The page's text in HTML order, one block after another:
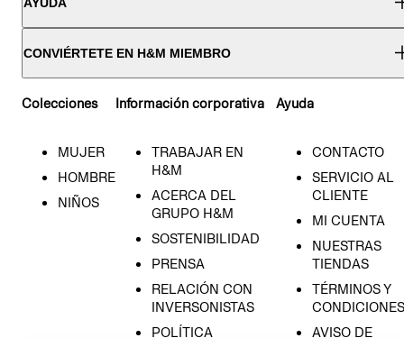
CONVIÉRTETE EN H&M MIEMBRO
Colecciones
MUJER
HOMBRE
NIÑOS
Información corporativa
TRABAJAR EN
H&M
ACERCA DEL
GRUPO H&M
SOSTENIBILIDAD
PRENSA
RELACIÓN CON
INVERSONISTAS
POLÍTICA
Ayuda
CONTACTO
SERVICIO AL
CLIENTE
MI CUENTA
NUESTRAS
TIENDAS
TÉRMINOS Y
CONDICIONES
AVISO DE